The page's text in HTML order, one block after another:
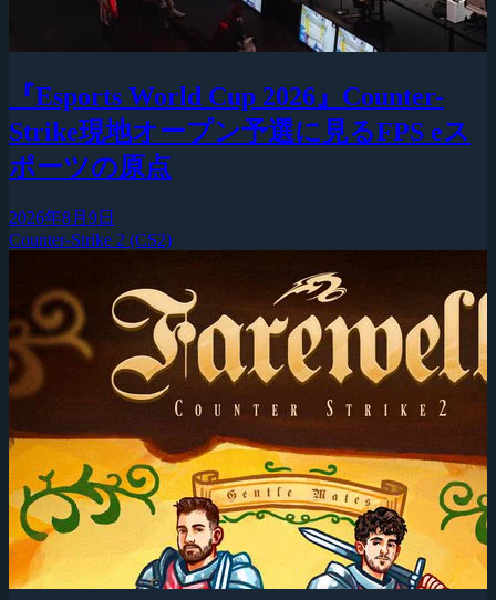
『Esports World Cup 2026』Counter-
Strike現地オープン予選に見るFPS eス
ポーツの原点
2026年8月9日
Counter-Strike 2 (CS2)